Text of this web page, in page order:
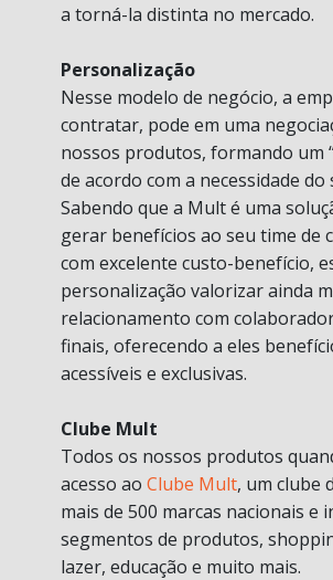
a torná-la distinta no mercado.
Personalização
Nesse modelo de negócio, a
contratar, pode em uma
nossos produtos, formando um
de acordo com a necessidade do
Sabendo que a Mult é uma
gerar benefícios ao seu time de
com excelente custo-benefício,
personalização valorizar ainda
relacionamento com
finais, oferecendo a eles
acessíveis e exclusivas.
Clube Mult
Todos os nossos produtos
acesso ao Clube Mult, um clube
mais de 500 marcas nacionais e
segmentos de produtos,
lazer, educação e muito mais.